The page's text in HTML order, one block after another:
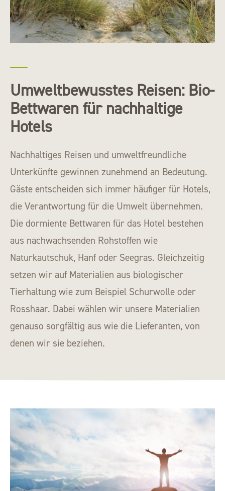
Umweltbewusstes Reisen: Bio-
Bettwaren für nachhaltige
Hotels
Nachhaltiges Reisen und umweltfreundliche
Unterkünfte gewinnen zunehmend an Bedeutung.
Gäste entscheiden sich immer häufiger für Hotels,
die Verantwortung für die Umwelt übernehmen.
Die dormiente Bettwaren für das Hotel bestehen
aus nachwachsenden Rohstoffen wie
Naturkautschuk, Hanf oder Seegras. Gleichzeitig
setzen wir auf Materialien aus biologischer
Tierhaltung wie zum Beispiel Schurwolle oder
Rosshaar. Dabei wählen wir unsere Materialien
genauso sorgfältig aus wie die Lieferanten, von
denen wir sie beziehen.